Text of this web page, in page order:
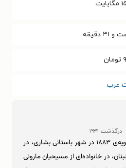
مگابایت
تومان
عرب
در ۶ ژانویه‌ی ۱۸۸۳ در شهر باستانی بشاری، در
در خانواده‌ای از مسیحیان مارونی